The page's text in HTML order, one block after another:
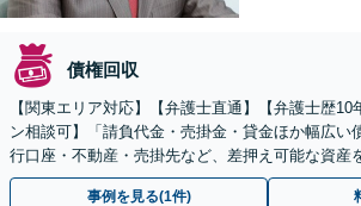
債権回収
【関東エリア対応】【弁護士直通】【弁護士歴10
ン相談可】「請負代金・売掛金・貸金ほか幅広い
行口座・不動産・売掛先など、差押え可能な資産
果的な手続きを選択します【休日・夜間相談可】
事例を見る(1件)